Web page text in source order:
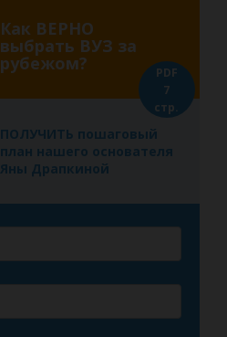
Как ВЕРНО
выбрать ВУЗ за
рубежом?
ПОЛУЧИТЬ пошаговый
план нашего основателя
Яны Драпкиной
PDF
7
стр.